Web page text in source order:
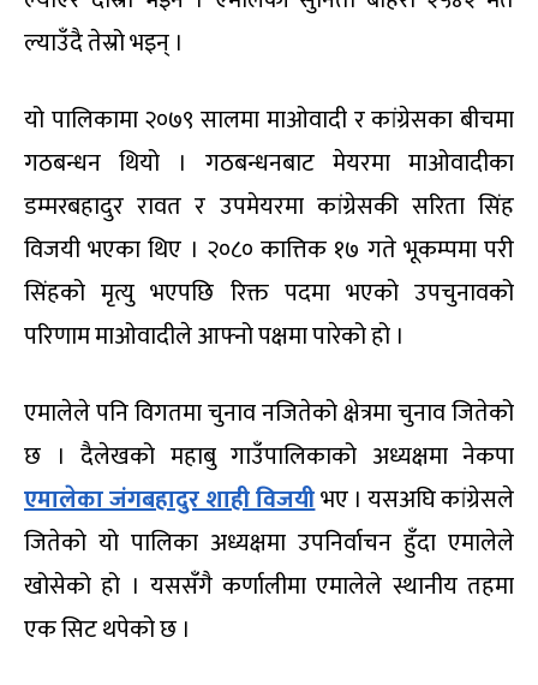
ल्याउँदै तेस्रो भइन् ।
यो पालिकामा २०७९ सालमा माओवादी र कांग्रेसका बीचमा
गठबन्धन थियो । गठबन्धनबाट मेयरमा माओवादीका
डम्मरबहादुर रावत र उपमेयरमा कांग्रेसकी सरिता सिंह
विजयी भएका थिए । २०८० कात्तिक १७ गते भूकम्पमा परी
सिंहको मृत्यु भएपछि रिक्त पदमा भएको उपचुनावको
परिणाम माओवादीले आफ्नो पक्षमा पारेको हो ।
एमालेले पनि विगतमा चुनाव नजितेको क्षेत्रमा चुनाव जितेको
छ । दैलेखको महाबु गाउँपालिकाको अध्यक्षमा नेकपा
एमालेका जंगबहादुर शाही विजयीभए । यसअघि कांग्रेसले
जितेको यो पालिका अध्यक्षमा उपनिर्वाचन हुँदा एमालेले
खोसेको हो । यससँगै कर्णालीमा एमालेले स्थानीय तहमा
एक सिट थपेको छ ।